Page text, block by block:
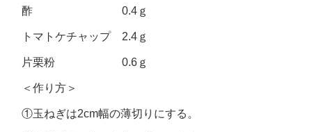
酢 0.4ｇ
トマトケチャップ 2.4ｇ
片栗粉 0.6ｇ
＜作り方＞
①玉ねぎは2cm幅の薄切りにする。